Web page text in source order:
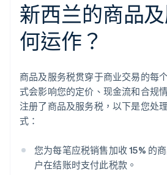
新西兰的商品
何运作？
商品及服务税贯穿于商业交易的每
式会影响您的定价、现金流和合规
注册了商品及服务税，以下是您处
式：
您为每笔应税销售加收 15% 的
户在结账时支付此税款。